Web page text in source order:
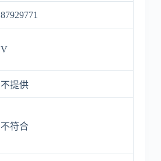
87929771
V
不提供
不符合